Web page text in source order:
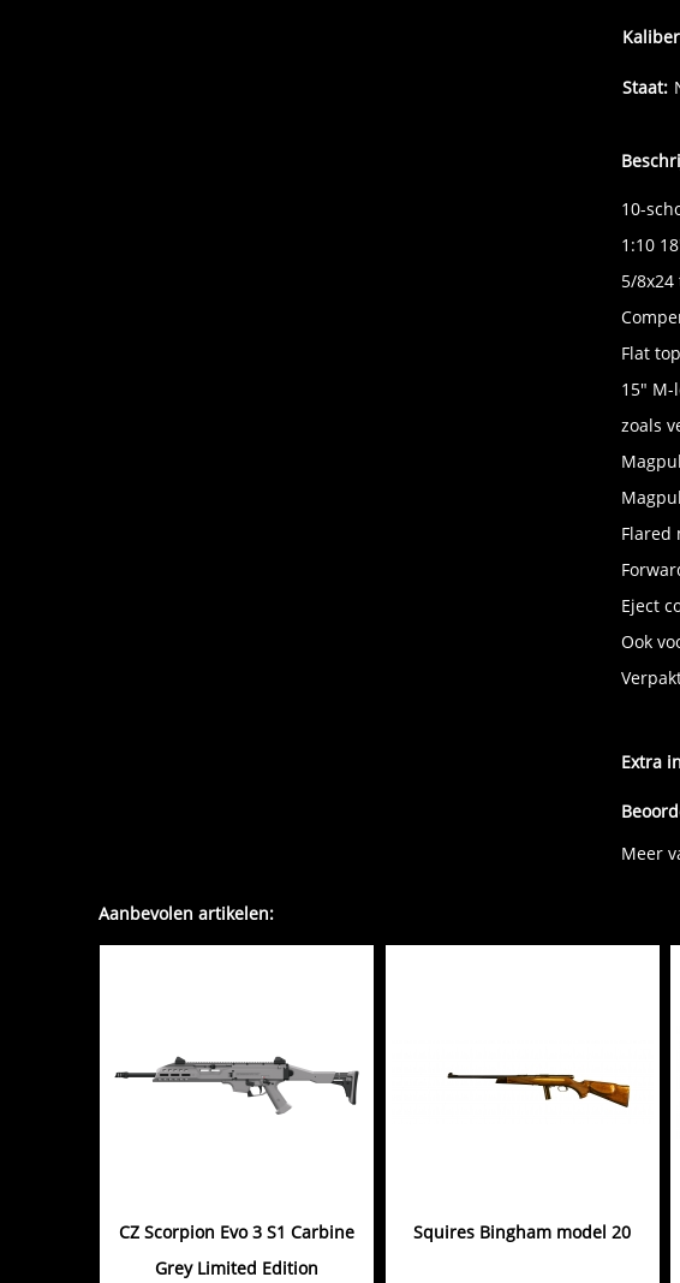
Staat:
10-
1:10
5/
Flat
15"
zoals
Flared
Eject
Ook
Extra
Meer
Aanbevolen artikelen:
CZ Scorpion Evo 3 S1 Carbine
Grey Limited Edition
Squires Bingham model 20